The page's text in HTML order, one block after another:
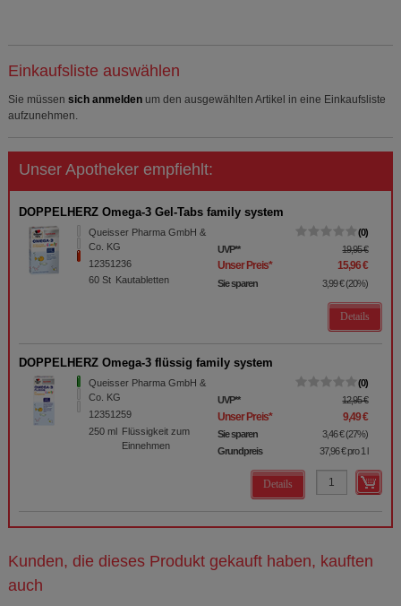
Einkaufsliste auswählen
Sie müssen sich anmelden um den ausgewählten Artikel in eine Einkaufsliste
aufzunehmen.
Unser Apotheker empfiehlt:
DOPPELHERZ Omega-3 Gel-Tabs family system
Queisser Pharma GmbH &
Co. KG
12351236
60St Kautabletten
0
UVP** 19,95 €
Unser Preis* 15,96 €
Sie sparen 3,99 €(20%)
Details
DOPPELHERZ Omega-3 flüssig family system
Queisser Pharma GmbH &
Co. KG
12351259
250 ml Flüssigkeit zum
Einnehmen
0
UVP** 12,95 €
Unser Preis* 9,49 €
Sie sparen 3,46 €(27%)
Grundpreis
37,96 €pro 1 l
Details
Kunden, die dieses Produkt gekauft haben, kauften
auch